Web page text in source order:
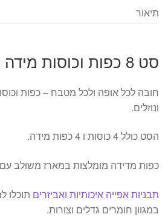
תיאור
סט 8 כפות וכוסות מידה פלסטיק
חובה לכל אופה ולכל מטבח – כפות
ונוזלים.
הסט כולל 4 כוסות ו 4 כפות מידה.
כפות מדידה מומלצות במארז משולב
תבניות אפייה איכותיות ואביזרים תוכלו
במגוון חומרים גדלים וצורות.